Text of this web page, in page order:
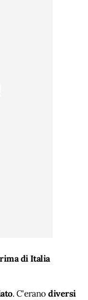
di Italia
. C'eranodiversi